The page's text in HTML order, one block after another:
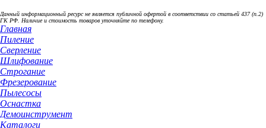
Данный информационный ресурс не является публичной офертой в соответствии со статьей 437 (п.2)
ГК РФ. Наличие и стоимость товаров уточняйте по телефону.
Главная
Пиление
Сверление
Шлифование
Строгание
Фрезерование
Пылесосы
Оснастка
Демоинструмент
Каталоги